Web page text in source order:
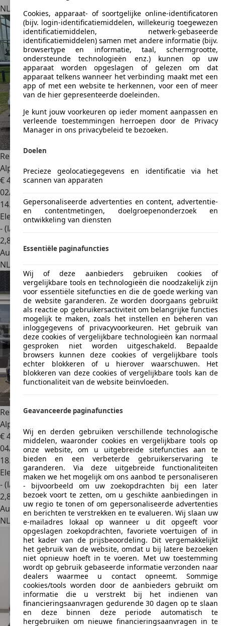
NL 9207 GL
Renault Rafale
Alpine
€ 47.900
02/2025
14.635 km
Elektro/Benzine
- (l/100 km)
2,8
Autobedrijf
NL 3861 SN
Renault Rafale1.2 E-Tech 4x4 plug-in hybrid 300 Esprit
Alpine |
€ 43.5001
04/2025
18.315 km
Elektro/Benzine
- (l/100 km)
2,8
Autobedrijf
NL 7241 CWLochem
Cookies, apparaat- of soortgelijke online-identificatoren
(bijv. login-identificatiemiddelen, willekeurig toegewezen
identificatiemiddelen, netwerk-gebaseerde
identificatiemiddelen) samen met andere informatie (bijv.
browsertype en informatie, taal, schermgrootte,
ondersteunde technologieën enz.) kunnen op uw
apparaat worden opgeslagen of gelezen om dat
apparaat telkens wanneer het verbinding maakt met een
app of met een website te herkennen, voor een of meer
van de hier gepresenteerde doeleinden.
Je kunt jouw voorkeuren op ieder moment aanpassen en
verleende toestemmingen herroepen door de Privacy
Manager in ons privacybeleid te bezoeken.
Doelen
Precieze geolocatiegegevens en identificatie via het
scannen van apparaten
Gepersonaliseerde advertenties en content, advertentie-
en contentmetingen, doelgroepenonderzoek en
ontwikkeling van diensten
Essentiële paginafuncties
Wij of deze aanbieders gebruiken cookies of
vergelijkbare tools en technologieën die noodzakelijk zijn
voor essentiële sitefuncties en die de goede werking van
de website garanderen. Ze worden doorgaans gebruikt
als reactie op gebruikersactiviteit om belangrijke functies
mogelijk te maken, zoals het instellen en beheren van
inloggegevens of privacyvoorkeuren. Het gebruik van
deze cookies of vergelijkbare technologieën kan normaal
gesproken niet worden uitgeschakeld. Bepaalde
browsers kunnen deze cookies of vergelijkbare tools
echter blokkeren of u hierover waarschuwen. Het
blokkeren van deze cookies of vergelijkbare tools kan de
functionaliteit van de website beïnvloeden.
Geavanceerde paginafuncties
Wij en derden gebruiken verschillende technologische
middelen, waaronder cookies en vergelijkbare tools op
onze website, om u uitgebreide sitefuncties aan te
bieden en een verbeterde gebruikerservaring te
garanderen. Via deze uitgebreide functionaliteiten
maken we het mogelijk om ons aanbod te personaliseren
- bijvoorbeeld om uw zoekopdrachten bij een later
bezoek voort te zetten, om u geschikte aanbiedingen in
uw regio te tonen of om gepersonaliseerde advertenties
en berichten te verstrekken en te evalueren. Wij slaan uw
e-mailadres lokaal op wanneer u dit opgeeft voor
opgeslagen zoekopdrachten, favoriete voertuigen of in
het kader van de prijsbeoordeling. Dit vergemakkelijkt
het gebruik van de website, omdat u bij latere bezoeken
niet opnieuw hoeft in te voeren. Met uw toestemming
wordt op gebruik gebaseerde informatie verzonden naar
dealers waarmee u contact opneemt. Sommige
cookies/tools worden door de aanbieders gebruikt om
informatie die u verstrekt bij het indienen van
financieringsaanvragen gedurende 30 dagen op te slaan
en deze binnen deze periode automatisch te
hergebruiken om nieuwe financieringsaanvragen in te